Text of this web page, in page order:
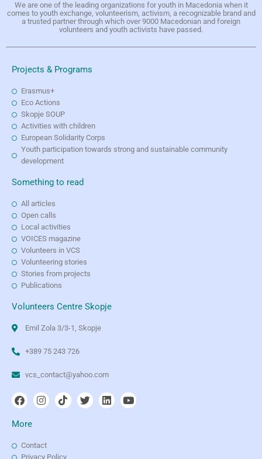
We are one of the leading organizations for youth in Macedonia when it
comes to youth exchange, volunteerism, activism, a recognizable brand and
a trusted partner through which over 9000 Macedonian and foreign
volunteers and youth activists have passed.
Projects & Programs
Erasmus+
Eco Actions
Skopje SOUP
Activities with children
European Solidarity Corps
Youth participation towards strong and sustainable community
development
Something to read
All articles
Open calls
Local activities
VOICES magazine
Volunteers in VCS
Volunteering stories
Stories from projects
Publications
Volunteers Centre Skopje
Emil Zola 3/3-1, Skopje
+389 75 243 726
vcs_contact@yahoo.com
More
Contact
Privacy Policy